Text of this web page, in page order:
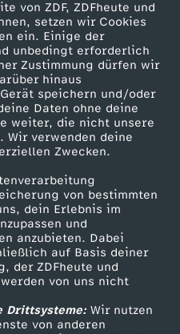
von ZDF, ZDFheute und
setzen wir Cookies
ein. Einige der
unbedingt erforderlich
Zustimmung dürfen wir
hinaus
speichern und/oder
Daten ohne deine
weiter, die nicht unsere
verwenden deine
Zwecken.
von bestimmten
dein Erlebnis im
und
anzubieten. Dabei
auf Basis deiner
der ZDFheute und
von uns nicht
Drittsysteme:Wir nutzen
von anderen
Service
ZDFmitreden
Kontakt zum ZDF
Tickets
Zuschauerservice
Hilfe